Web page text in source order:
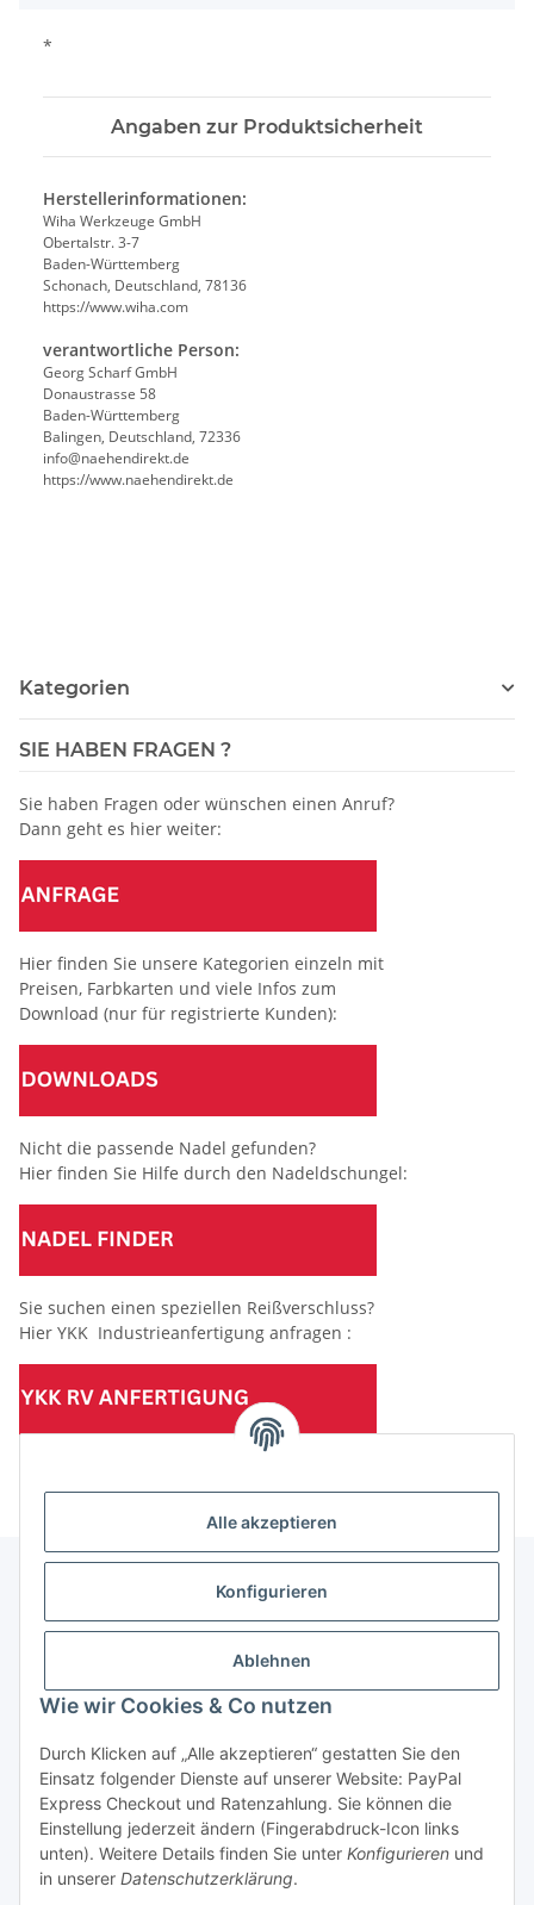
Alle akzeptieren
Konfigurieren
Ablehnen
Wie wir Cookies & Co nutzen
Durch Klicken auf „Alle akzeptieren“ gestatten Sie den
Einsatz folgender Dienste auf unserer Website: PayPal
Express Checkout und Ratenzahlung. Sie können die
Einstellung jederzeit ändern (Fingerabdruck-Icon links
unten). Weitere Details finden Sie unter Konfigurieren und
in unserer Datenschutzerklärung.
*
Angaben zur Produktsicherheit
Herstellerinformationen:
Wiha Werkzeuge GmbH
Obertalstr. 3-7
Baden-Württemberg
Schonach, Deutschland, 78136
https://www.wiha.com
verantwortliche Person:
Georg Scharf GmbH
Donaustrasse 58
Baden-Württemberg
Balingen, Deutschland, 72336
info@naehendirekt.de
https://www.naehendirekt.de
Kategorien
SIE HABEN FRAGEN ?
Sie haben Fragen oder wünschen einen Anruf?
Dann geht es hier weiter:
Hier finden Sie unsere Kategorien einzeln mit
Preisen, Farbkarten und viele Infos zum
Download (nur für registrierte Kunden):
Nicht die passende Nadel gefunden?
Hier finden Sie Hilfe durch den Nadeldschungel:
Sie suchen einen speziellen Reißverschluss?
Hier YKK Industrieanfertigung anfragen :
(Mindesttabnahmemenge 10 Stück je Länge und Farbe)
Informationen
Gesetzliche Informationen
Vertrag widerrufen